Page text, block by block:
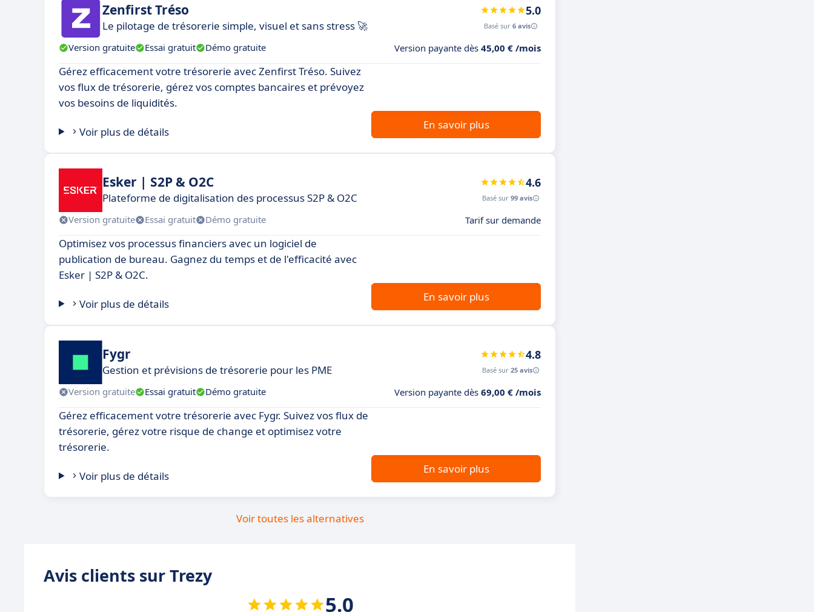
Zenfirst Tréso
Le pilotage de trésorerie simple, visuel et sans stress 🚀
5.0
Basé sur 6 avis
Version gratuite Essai gratuit Démo gratuite Version payante dès 45,00 € /mois
Gérez efficacement votre trésorerie avec Zenfirst Tréso. Suivez
vos flux de trésorerie, gérez vos comptes bancaires et prévoyez
vos besoins de liquidités.
Voir plus de détails
En savoir plus
Esker | S2P & O2C
Plateforme de digitalisation des processus S2P & O2C
4.6
Basé sur 99 avis
Version gratuite Essai gratuit Démo gratuite Tarif sur demande
Optimisez vos processus financiers avec un logiciel de
publication de bureau. Gagnez du temps et de l'efficacité avec
Esker | S2P & O2C.
Voir plus de détails
En savoir plus
Fygr
Gestion et prévisions de trésorerie pour les PME
4.8
Basé sur 25 avis
Version gratuite Essai gratuit Démo gratuite Version payante dès 69,00 € /mois
Gérez efficacement votre trésorerie avec Fygr. Suivez vos flux de
trésorerie, gérez votre risque de change et optimisez votre
trésorerie.
Voir plus de détails
En savoir plus
Voir toutes les alternatives
Avis clients sur Trezy
5.0